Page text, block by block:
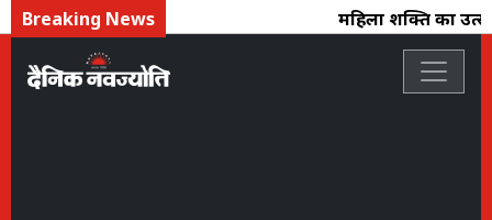
Breaking News महिला शक्ति का